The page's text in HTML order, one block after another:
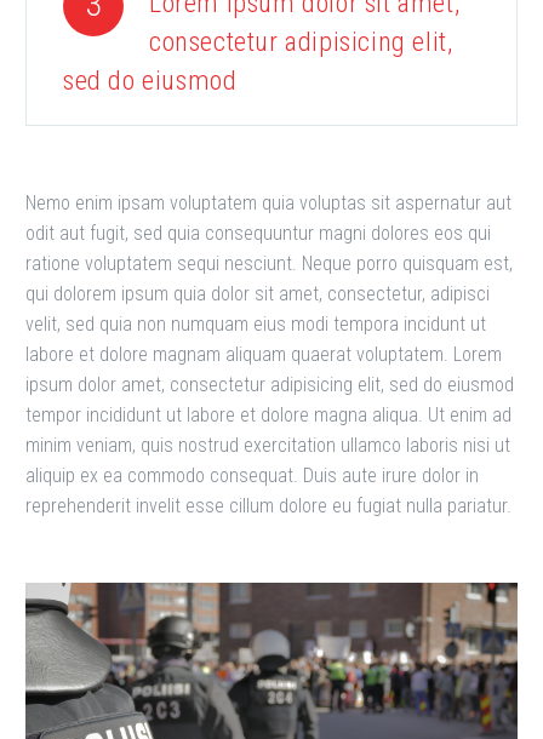
consectetur adipisicing elit,
sed do eiusmod
Nemo enim ipsam voluptatem quia voluptas sit aspernatur aut
odit aut fugit, sed quia consequuntur magni dolores eos qui
ratione voluptatem sequi nesciunt. Neque porro quisquam est,
qui dolorem ipsum quia dolor sit amet, consectetur, adipisci
velit, sed quia non numquam eius modi tempora incidunt ut
labore et dolore magnam aliquam quaerat voluptatem. Lorem
ipsum dolor amet, consectetur adipisicing elit, sed do eiusmod
tempor incididunt ut labore et dolore magna aliqua. Ut enim ad
minim veniam, quis nostrud exercitation ullamco laboris nisi ut
aliquip ex ea commodo consequat. Duis aute irure dolor in
reprehenderit invelit esse cillum dolore eu fugiat nulla pariatur.